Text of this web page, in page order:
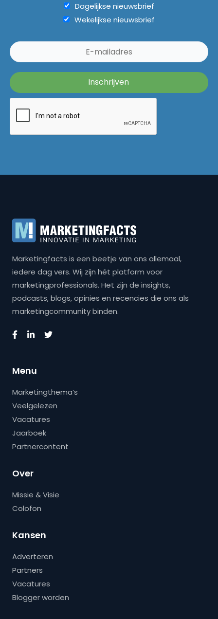
Dagelijkse nieuwsbrief
Wekelijkse nieuwsbrief
Marketingfacts is een beetje van ons allemaal,
iedere dag vers. Wij zijn hét platform voor
marketingprofessionals. Het zijn de insights,
podcasts, blogs, opinies en recencies die ons als
marketingcommunity binden.
Menu
Marketingthema’s
Veelgelezen
Vacatures
Jaarboek
Partnercontent
Over
Missie & Visie
Colofon
Kansen
Adverteren
Partners
Vacatures
Blogger worden